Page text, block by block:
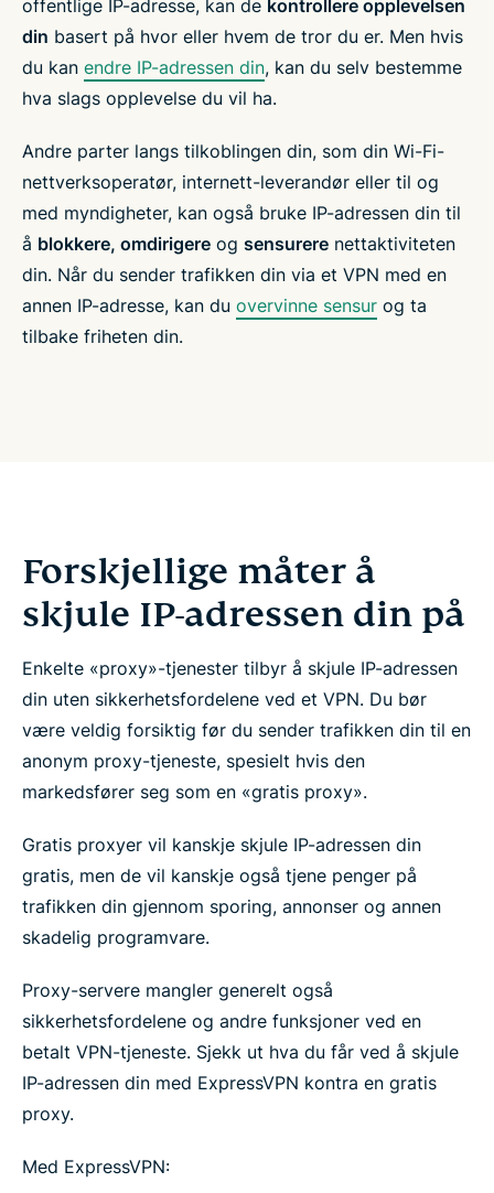
offentlige IP-adresse, kan de kontrollere opplevelsen
din basert på hvor eller hvem de tror du er. Men hvis
du kan endre IP-adressen din, kan du selv bestemme
hva slags opplevelse du vil ha.
Andre parter langs tilkoblingen din, som din Wi-Fi-
nettverksoperatør, internett-leverandør eller til og
med myndigheter, kan også bruke IP-adressen din til
å blokkere, omdirigere og sensurere nettaktiviteten
din. Når du sender trafikken din via et VPN med en
annen IP-adresse, kan du overvinne sensur og ta
tilbake friheten din.
Forskjellige måter å
skjule IP-adressen din på
Enkelte «proxy»-tjenester tilbyr å skjule IP-adressen
din uten sikkerhetsfordelene ved et VPN. Du bør
være veldig forsiktig før du sender trafikken din til en
anonym proxy-tjeneste, spesielt hvis den
markedsfører seg som en «gratis proxy».
Gratis proxyer vil kanskje skjule IP-adressen din
gratis, men de vil kanskje også tjene penger på
trafikken din gjennom sporing, annonser og annen
skadelig programvare.
Proxy-servere mangler generelt også
sikkerhetsfordelene og andre funksjoner ved en
betalt VPN-tjeneste. Sjekk ut hva du får ved å skjule
IP-adressen din med ExpressVPN kontra en gratis
proxy.
Med ExpressVPN: